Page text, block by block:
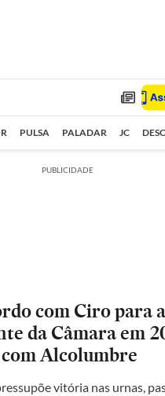
PULSA PALADAR JC
PUBLICIDADE
com Ciro para
da Câmara em
Alcolumbre
vitória nas urnas,